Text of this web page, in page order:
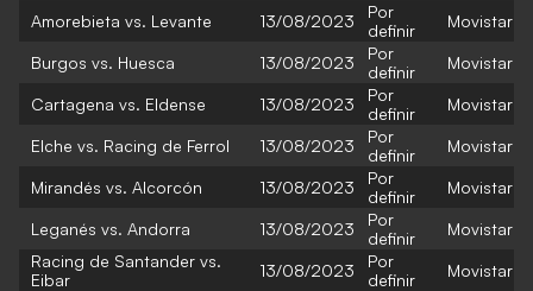
Amorebieta vs. Levante 13/08/2023
Por
definir
Movistar
Burgos vs. Huesca 13/08/2023
Por
definir
Movistar
Cartagena vs. Eldense 13/08/2023
Por
definir
Movistar
Elche vs. Racing de Ferrol 13/08/2023
Por
definir
Movistar
Mirandés vs. Alcorcón 13/08/2023
Por
definir
Movistar
Leganés vs. Andorra 13/08/2023
Por
definir
Movistar
Racing de Santander vs.
Eibar
13/08/2023
Por
definir
Movistar